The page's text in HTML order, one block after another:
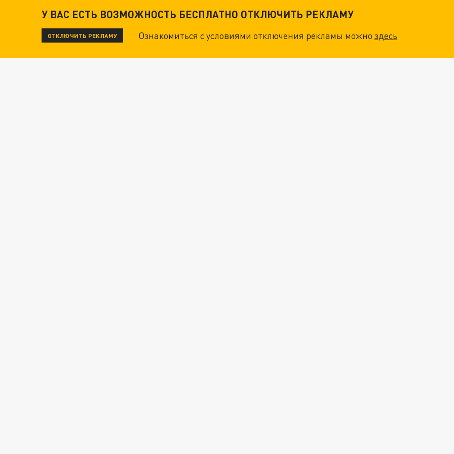
У ВАС ЕСТЬ ВОЗМОЖНОСТЬ БЕСПЛАТНО ОТКЛЮЧИТЬ РЕКЛАМУ
ОТКЛЮЧИТЬ РЕКЛАМУ Ознакомиться с условиями отключения рекламы можноздесь